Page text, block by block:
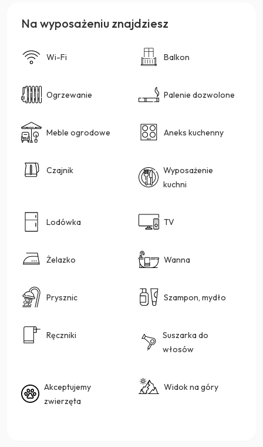
Na wyposażeniu znajdziesz
Wi-Fi Balkon
Ogrzewanie Palenie dozwolone
Meble ogrodowe Aneks kuchenny
Czajnik
Wyposażenie
kuchni
Lodówka TV
Żelazko Wanna
Prysznic Szampon, mydło
Ręczniki
Suszarka do
włosów
Akceptujemy
zwierzęta
Widok na góry